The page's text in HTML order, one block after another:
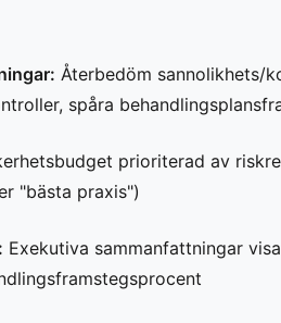
Återbedöm sannolikhets/
spåra
prioriterad av
"bästa praxis")
Exekutiva sammanfattningar